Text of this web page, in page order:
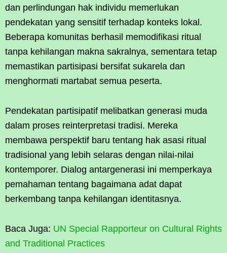
dan perlindungan hak individu memerlukan
pendekatan yang sensitif terhadap konteks lokal.
Beberapa komunitas berhasil memodifikasi ritual
tanpa kehilangan makna sakralnya, sementara tetap
memastikan partisipasi bersifat sukarela dan
menghormati martabat semua peserta.
Pendekatan partisipatif melibatkan generasi muda
dalam proses reinterpretasi tradisi. Mereka
membawa perspektif baru tentang hak asasi ritual
tradisional yang lebih selaras dengan nilai-nilai
kontemporer. Dialog antargenerasi ini memperkaya
pemahaman tentang bagaimana adat dapat
berkembang tanpa kehilangan identitasnya.
Baca Juga: UN Special Rapporteur on Cultural Rights
and Traditional Practices